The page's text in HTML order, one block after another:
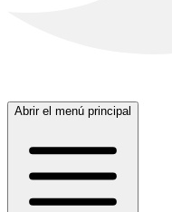
Abrir el menú principal